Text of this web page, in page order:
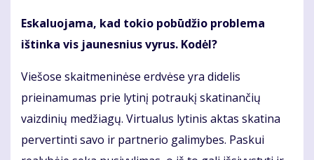
Eskaluojama, kad tokio pobūdžio problema
ištinka vis jaunesnius vyrus. Kodėl?
Viešose skaitmeninėse erdvėse yra didelis
prieinamumas prie lytinį potraukį skatinančių
vaizdinių medžiagų. Virtualus lytinis aktas skatina
pervertinti savo ir partnerio galimybes. Paskui